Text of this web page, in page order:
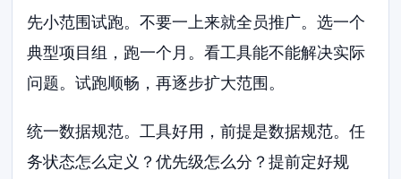
先小范围试跑。不要一上来就全员推广。选一个
典型项目组，跑一个月。看工具能不能解决实际
问题。试跑顺畅，再逐步扩大范围。
统一数据规范。工具好用，前提是数据规范。任
务状态怎么定义？优先级怎么分？提前定好规